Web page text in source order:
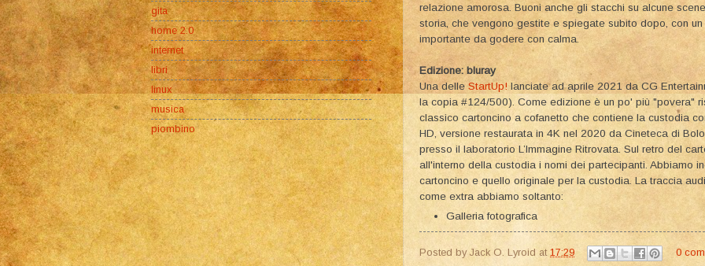
relazione amorosa. Buoni anche gli stacchi su alcune
storia, che vengono gestite e spiegate subito dopo, con
importante da godere con calma.
Edizione: bluray
Una delle StartUp! lanciate ad aprile 2021 da CG
la copia #124/500). Come edizione è un po' più "povera"
classico cartoncino a cofanetto che contiene la custodia
HD, versione restaurata in 4K nel 2020 da Cineteca di
presso il laboratorio L’Immagine Ritrovata. Sul retro del
all'interno della custodia i nomi dei partecipanti. Abbiamo
cartoncino e quello originale per la custodia. La traccia
come extra abbiamo soltanto:
Galleria fotografica
Posted by Jack O. Lyroid at 17:29
0
gita
home 2.0
internet
libri
linux
musica
piombino